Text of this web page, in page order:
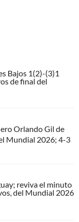
Bajos 1(2)-(3)1
de final del
Orlando Gil de
Mundial 2026; 4-3
reviva el minuto
del Mundial 2026